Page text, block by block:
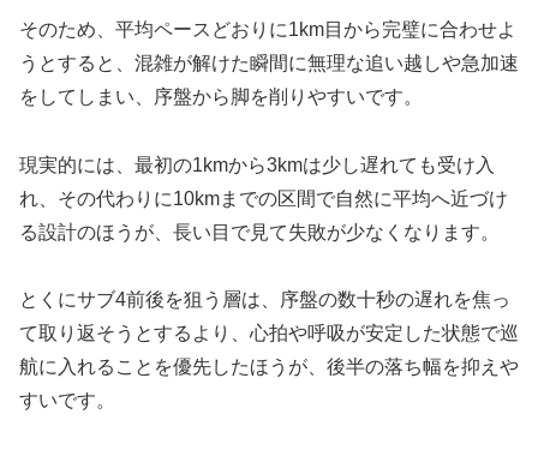
そのため、平均ペースどおりに1km目から完璧に合わせよ
うとすると、混雑が解けた瞬間に無理な追い越しや急加速
をしてしまい、序盤から脚を削りやすいです。
現実的には、最初の1kmから3kmは少し遅れても受け入
れ、その代わりに10kmまでの区間で自然に平均へ近づけ
る設計のほうが、長い目で見て失敗が少なくなります。
とくにサブ4前後を狙う層は、序盤の数十秒の遅れを焦っ
て取り返そうとするより、心拍や呼吸が安定した状態で巡
航に入れることを優先したほうが、後半の落ち幅を抑えや
すいです。